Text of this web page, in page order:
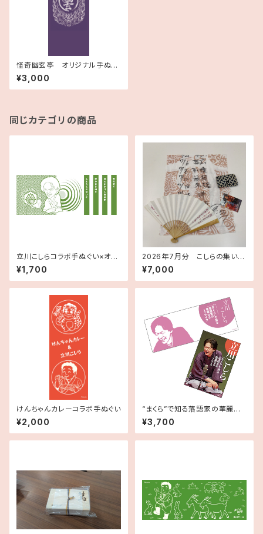
怪奇幽玄亭 オリジナル手ぬぐ
い
¥3,000
同じカテゴリの商品
立川こしらコラボ手ぬぐい×オー
ガニックサロンBOO-FOO－W
OO
¥1,700
2026年7月分 こしらの集いツ
アー 記念手ぬぐいセット
¥7,000
けんちゃんカレーコラボ手ぬぐい
¥2,000
“まくら”で知る落語家の華麗な
るITライフ 書籍＋手ぬぐいセ
ット
¥3,700